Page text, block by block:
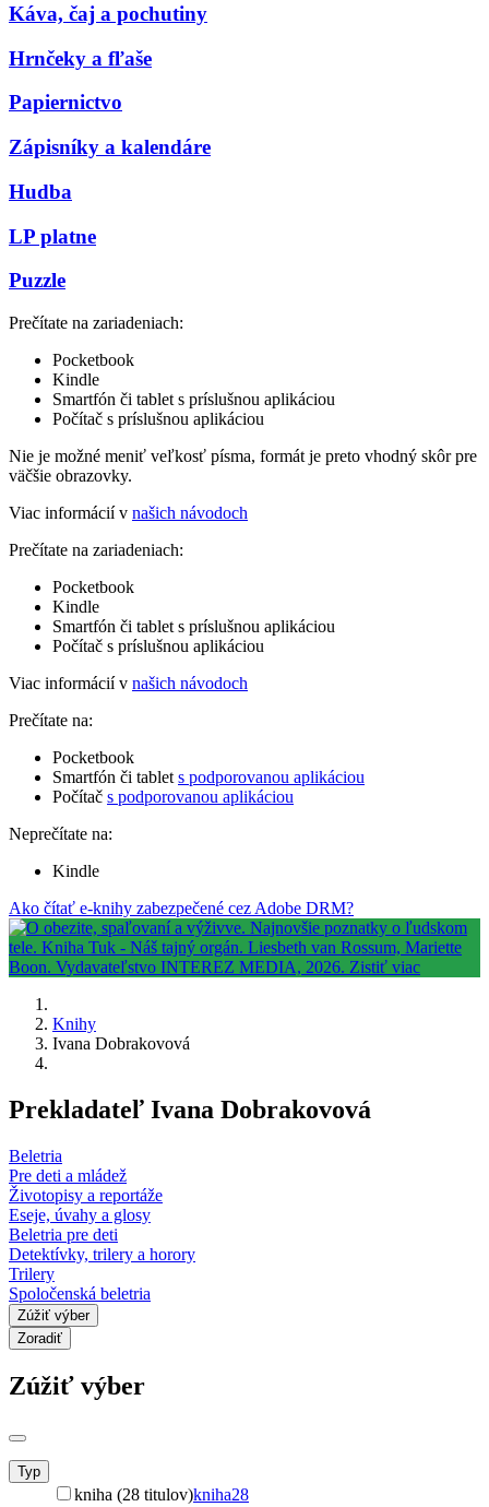
Káva, čaj a pochutiny
Hrnčeky a fľaše
Papiernictvo
Zápisníky a kalendáre
Hudba
LP platne
Puzzle
Prečítate na zariadeniach:
Pocketbook
Kindle
Smartfón či tablet s príslušnou aplikáciou
Počítač s príslušnou aplikáciou
Nie je možné meniť veľkosť písma, formát je preto vhodný skôr pre
väčšie obrazovky.
Viac informácií v našich návodoch
Prečítate na zariadeniach:
Pocketbook
Kindle
Smartfón či tablet s príslušnou aplikáciou
Počítač s príslušnou aplikáciou
Viac informácií v našich návodoch
Prečítate na:
Pocketbook
Smartfón či tablet s podporovanou aplikáciou
Počítač s podporovanou aplikáciou
Neprečítate na:
Kindle
Ako čítať e-knihy zabezpečené cez Adobe DRM?
Knihy
Ivana Dobrakovová
Prekladateľ Ivana Dobrakovová
Beletria
Pre deti a mládež
Životopisy a reportáže
Eseje, úvahy a glosy
Beletria pre deti
Detektívky, trilery a horory
Trilery
Spoločenská beletria
Zúžiť výber
Zoradiť
Zúžiť výber
Typ
kniha (28 titulov)kniha28